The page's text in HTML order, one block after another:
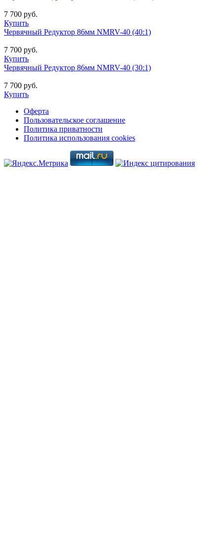
7 700 руб.
Купить
Червячный Редуктор 86мм NMRV-40 (40:1)
7 700 руб.
Купить
Червячный Редуктор 86мм NMRV-40 (30:1)
7 700 руб.
Купить
Оферта
Пользовательское соглашение
Политика приватности
Политика использования cookies